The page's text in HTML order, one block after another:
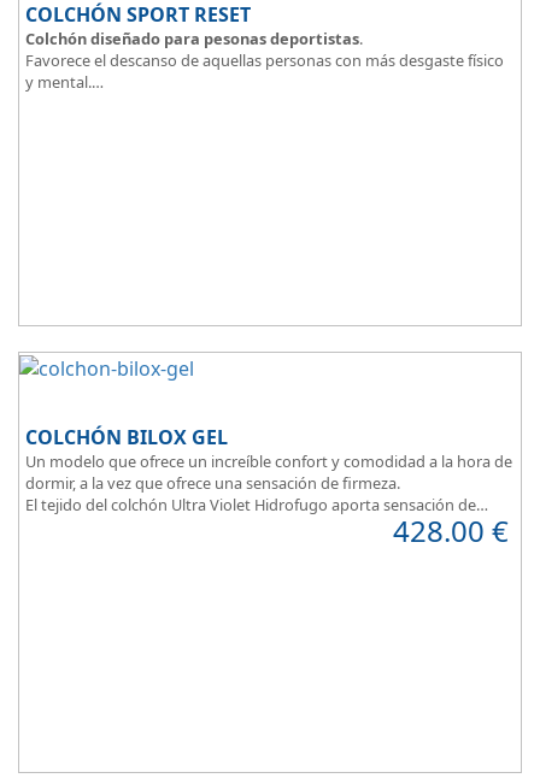
COLCHÓN SPORT RESET
Colchón diseñado para pesonas deportistas.
Favorece el descanso de aquellas personas con más desgaste físico
y mental.
COLCHÓN BILOX GEL
Un modelo que ofrece un increíble confort y comodidad a la hora de
dormir, a la vez que ofrece una sensación de firmeza.
El tejido del colchón Ultra Violet Hidrofugo aporta sensación de
Sus capas de ViscoEnergy facilitan la relajación muscular y evita los
428.00 €